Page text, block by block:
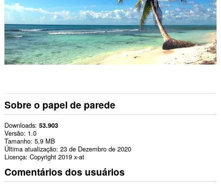
Sobre o papel de parede
Downloads 53.903
Versão 1.0
Tamanho 5,9 MB
Última atualização 23 de Dezembro de 2020
Licença Copyright 2019 x-at
Comentários dos usuários